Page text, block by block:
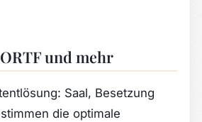
und mehr
Saal, Besetzung
die optimale